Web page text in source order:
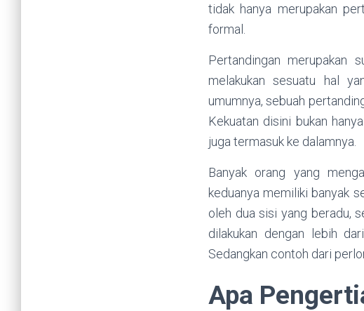
tidak hanya merupakan
formal.
Pertandingan merupakan
melakukan sesuatu hal
umumnya, sebuah
Kekuatan disini bukan
juga termasuk ke dalamnya.
Banyak orang yang
keduanya memiliki banyak
oleh dua sisi yang beradu,
dilakukan dengan lebih
Sedangkan contoh dari
Apa